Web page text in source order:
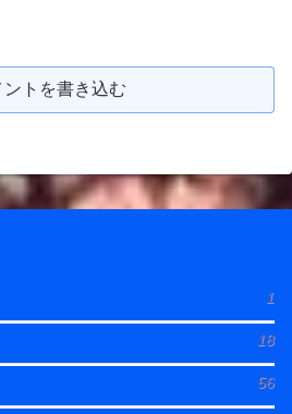
ントを書き込む
1
18
56